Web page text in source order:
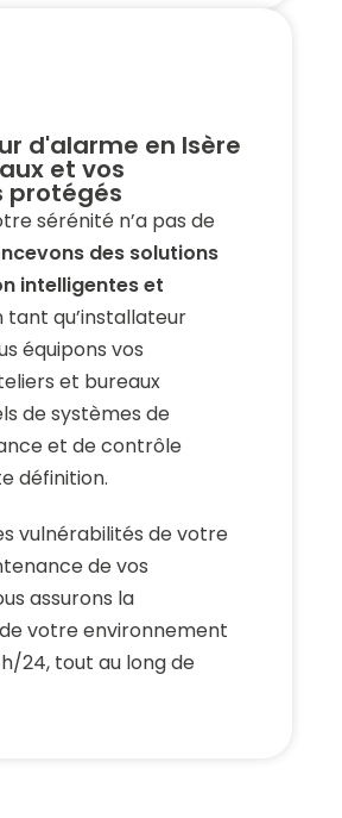
d'alarme en Isère
et vos
protégés
sérénité n’a pas de
des solutions
intelligentes et
tant qu’installateur
équipons vos
et bureaux
de systèmes de
et de contrôle
définition.
vulnérabilités de votre
de vos
assurons la
votre environnement
24, tout au long de